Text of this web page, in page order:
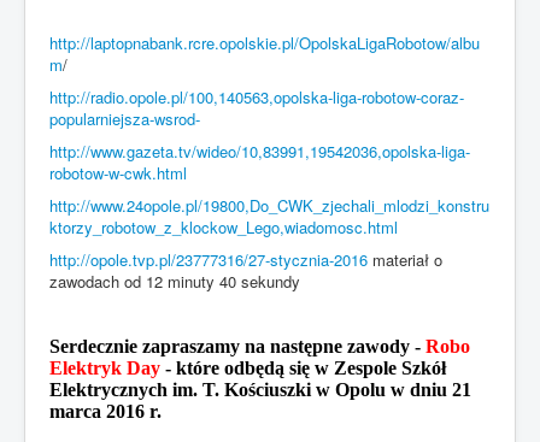
Sezon 2015/2016
Sezon 2014/2015
Jesteś tutaj: Start
Sezon 2015/2016
Zawody w RCRE 2016
http://laptopnabank.rcre.opolskie.pl/OpolskaLigaRobotow/albu
m/
http://radio.opole.pl/100,140563,opolska-liga-robotow-coraz-
popularniejsza-wsrod-
http://www.gazeta.tv/wideo/10,83991,19542036,opolska-liga-
robotow-w-cwk.html
http://www.24opole.pl/19800,Do_CWK_zjechali_mlodzi_konstru
ktorzy_robotow_z_klockow_Lego,wiadomosc.html
http://opole.tvp.pl/23777316/27-stycznia-2016 materiał o
zawodach od 12 minuty 40 sekundy
Serdecznie zapraszamy na następne zawody - Robo
Elektryk Day - które odbędą się w Zespole Szkół
Elektrycznych im. T. Kościuszki w Opolu w dniu 21
marca 2016 r.